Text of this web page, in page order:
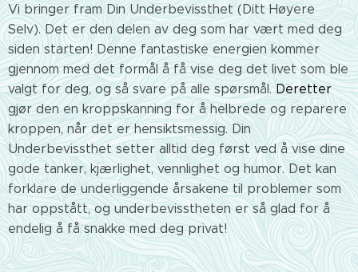
Vi bringer fram Din Underbevissthet (Ditt Høyere
Selv). Det er den delen av deg som har vært med deg
siden starten! Denne fantastiske energien kommer
gjennom med det formål å få vise deg det livet som ble
valgt for deg, og så svare på alle spørsmål.Deretter
gjør den en kroppskanning for å helbrede og reparere
kroppen, når det er hensiktsmessig. Din
Underbevissthet setter alltid deg først ved å vise dine
gode tanker, kjærlighet, vennlighet og humor. Det kan
forklare de underliggende årsakene til problemer som
har oppstått, og underbevisstheten er så glad for å
endelig å få snakke med deg privat!